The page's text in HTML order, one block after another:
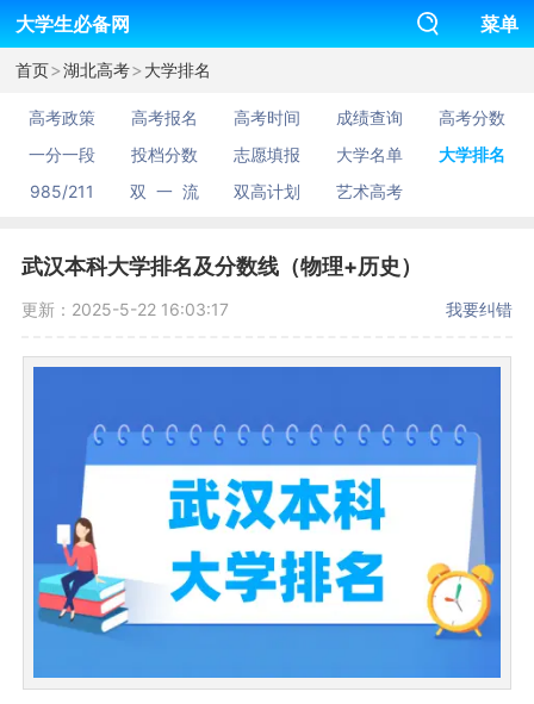
大学生必备网 菜单
首页>湖北高考>大学排名
高考政策 高考报名 高考时间 成绩查询
高考分数
一分一段
投档分数 志愿填报 大学名单
大学排名
985/211
双 一 流 双高计划 艺术高考
武汉本科大学排名及分数线（物理+历史）
更新：2025-5-22 16:03:17 我要纠错